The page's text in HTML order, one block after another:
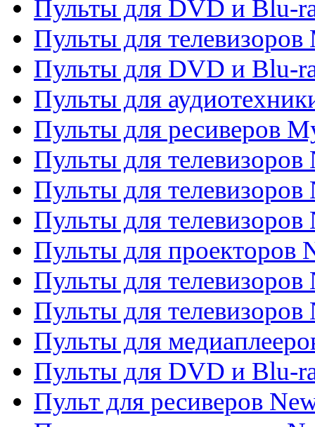
Пульты для DVD и Blu-
Пульты для телевизоров
Пульты для DVD и Blu-
Пульты для
Пульты для ресиверов
Пульты для телевизоров
Пульты для телевизоров
Пульты для телевизоров
Пульты для проекторов
Пульты для телевизоров
Пульты для телевизоров
Пульты для
Пульты для DVD и Blu-
Пульт для ресиверов